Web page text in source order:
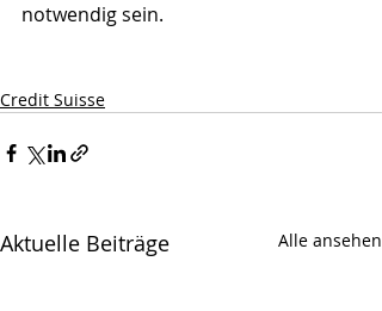
notwendig sein.
Credit Suisse
Aktuelle Beiträge Alle ansehen